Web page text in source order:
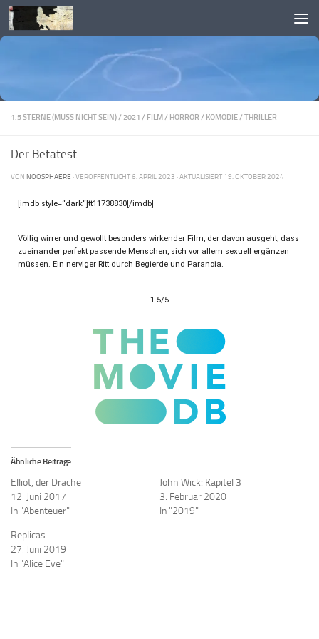
Skip to content
1.5 STERNE (MUSS NICHT SEIN)/ 2021 / FILM / HORROR / KOMÖDIE/ THRILLER
Der Betatest
VON NOOSPHAERE · VERÖFFENTLICHT6. APRIL 2023 · AKTUALISIERT 19. OKTOBER 2024
[imdb style=“dark“]tt11738830[/imdb]
Völlig wirrer und gewollt besonders wirkender Film, der davon ausgeht, dass
zueinander perfekt passende Menschen, sich vor allem sexuell ergänzen
müssen. Ein nerviger Ritt durch Begierde und Paranoia.
1.5/5
Ähnliche Beiträge
Elliot, der Drache
12. Juni 2017
In "Abenteuer"
John Wick: Kapitel 3
3. Februar 2020
In "2019"
Replicas
27. Juni 2019
In "Alice Eve"